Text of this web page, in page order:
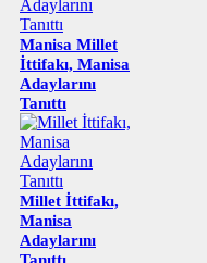
Manisa Millet
İttifakı, Manisa
Adaylarını
Tanıttı
Millet İttifakı,
Manisa
Adaylarını
Tanıttı